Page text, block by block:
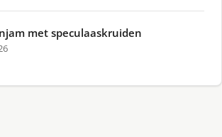
met speculaaskruiden